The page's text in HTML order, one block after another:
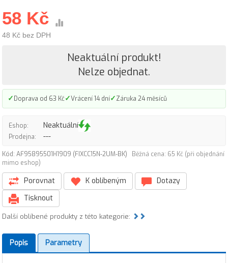
58 Kč
48 Kč bez DPH
Neaktuální produkt!
Nelze objednat.
✓Doprava od 63 Kč✓Vrácení 14 dní✓Záruka 24 měsíců
Eshop: Neaktuální
Prodejna: ---
Kód: AF95895501H1909 (FIXCC15N-2UM-BK)
Běžná cena: 65 Kč (při objednání
mimo eshop)
Porovnat K oblíbeným
Dotazy
Tisknout
Další oblíbené produkty z této kategorie:
Popis Parametry